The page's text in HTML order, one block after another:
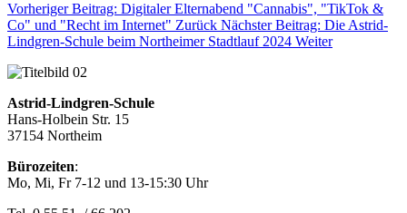
Vorheriger Beitrag: Digitaler Elternabend "Cannabis", "TikTok &
Co" und "Recht im Internet" Zurück Nächster Beitrag: Die Astrid-
Lindgren-Schule beim Northeimer Stadtlauf 2024 Weiter
Astrid-Lindgren-Schule
Hans-Holbein Str. 15
37154 Northeim
Bürozeiten:
Mo, Mi, Fr 7-12 und 13-15:30 Uhr